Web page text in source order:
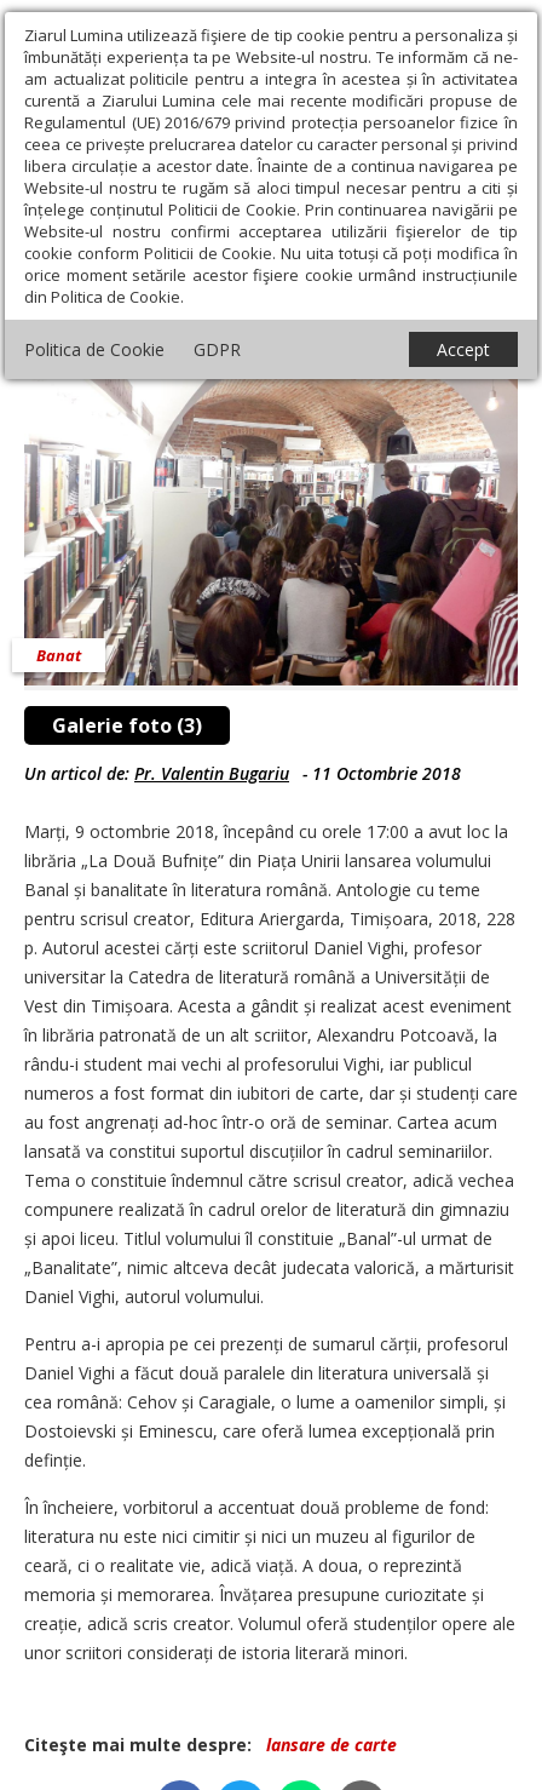
Ziarul Lumina utilizează fişiere de tip cookie pentru a personaliza și
îmbunătăți experiența ta pe Website-ul nostru. Te informăm că ne-
am actualizat politicile pentru a integra în acestea și în activitatea
curentă a Ziarului Lumina cele mai recente modificări propuse de
Regulamentul (UE) 2016/679 privind protecția persoanelor fizice în
ceea ce privește prelucrarea datelor cu caracter personal și privind
libera circulație a acestor date. Înainte de a continua navigarea pe
Website-ul nostru te rugăm să aloci timpul necesar pentru a citi și
înțelege conținutul Politicii de Cookie. Prin continuarea navigării pe
Website-ul nostru confirmi acceptarea utilizării fişierelor de tip
cookie conform Politicii de Cookie. Nu uita totuși că poți modifica în
orice moment setările acestor fişiere cookie urmând instrucțiunile
din Politica de Cookie.
Politica de Cookie GDPR Accept
Ziarul Lumina › Regionale › Banat
Lansare de carte la
Timișoara
Lansare de carte la Timișoara
Galerie foto (3)
Banat
Un articol de: Pr. Valentin ­Bugariu - 11 Octombrie 2018
Marți, 9 octombrie 2018, începând cu orele 17:00 a avut loc la
librăria „La Două Bufnițe” din Piața Unirii lansarea volumului
Banal și banalitate în literatura română. Antologie cu teme
pentru scrisul creator, Editura Ariergarda, Timișoara, 2018, 228
p. Autorul acestei cărți este scriitorul Daniel Vighi, profesor
universitar la Catedra de literatură română a Universității de
Vest din Timișoa­ra. Acesta a gândit și realizat acest eveniment
în librăria patronată de un alt scriitor, Alexandru Potcoavă, la
rându-i student mai vechi al profesorului Vighi, iar publicul
numeros a fost format din iubitori de carte, dar și stu­denți care
au fost angrenați ad-hoc într-o oră de seminar. Cartea acum
lansată va constitui suportul discuțiilor în cadrul seminariilor.
Tema o constituie îndemnul către scrisul creator, adică vechea
compunere realizată în cadrul orelor de literatură din gimnaziu
și apoi liceu. Titlul volumului îl constituie „Banal”-ul urmat de
„Banalitate”, nimic altceva decât judecata valorică, a mărturisit
Daniel Vighi, autorul volumului.
Pentru a-i apropia pe cei pre­zenți de sumarul cărții, profesorul
Daniel Vighi a făcut două paralele din literatura universală și
cea română: Cehov și Caragiale, o lume a oamenilor simpli, și
Dostoievski și Eminescu, care oferă lumea excepțională prin
definție.
În încheiere, vorbitorul a accentuat două probleme de fond:
literatura nu este nici cimitir și nici un muzeu al figurilor de
ceară, ci o realitate vie, adică viață. A doua, o reprezintă
memoria și memorarea. Învățarea presupune curiozitate și
creație, adică scris creator. Volumul oferă stu­denților opere ale
unor scriitori considerați de istoria literară minori.
Citeşte mai multe despre: lansare de carte